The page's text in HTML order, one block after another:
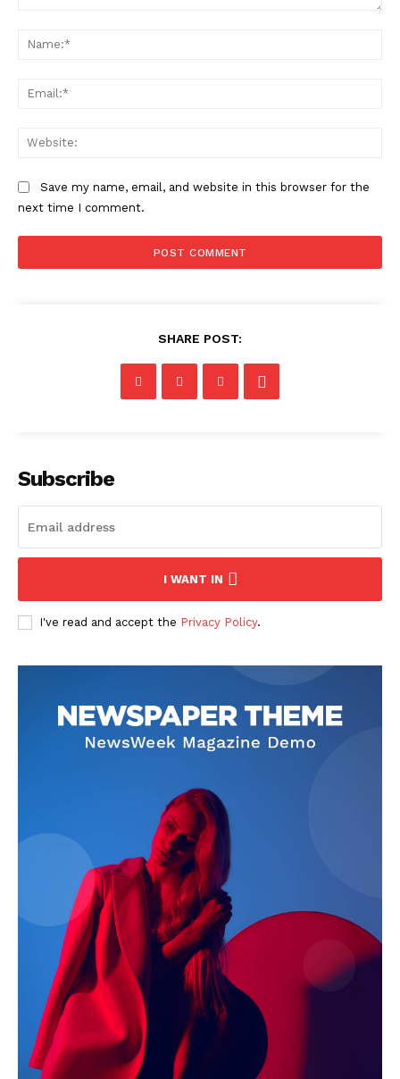
Save my name, email, and website in this browser for the
next time I comment.
SHARE POST:
Subscribe
I WANT IN
I've read and accept the Privacy Policy.